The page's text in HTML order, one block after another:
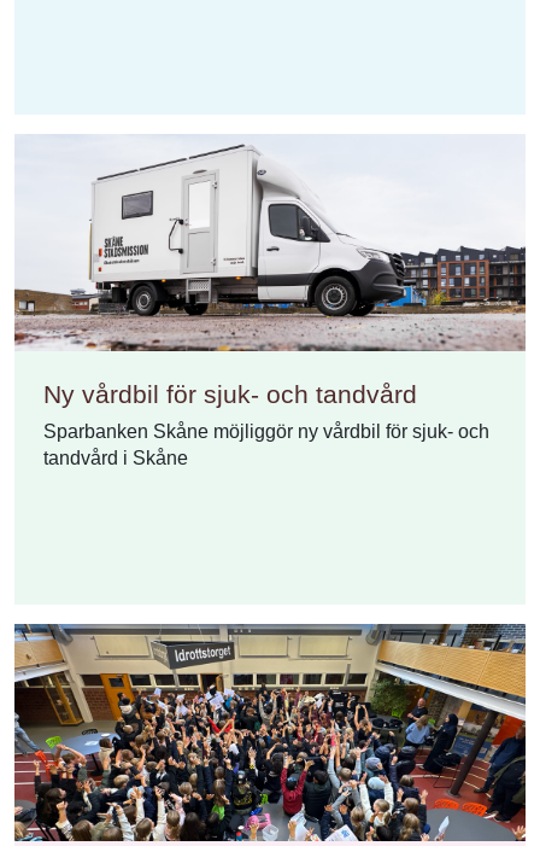
Ny vårdbil för sjuk- och tandvård
Sparbanken Skåne möjliggör ny vårdbil för sjuk- och
tandvård i Skåne